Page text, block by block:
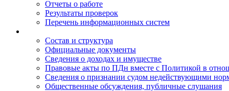
Отчеты о работе
Результаты проверок
Перечень информационных систем
Состав и структура
Официальные документы
Сведения о доходах и имуществе
Правовые акты по ПДн вместе с Политикой в
Сведения о признании судом недействующими
Общественные обсуждения, публичные слушания